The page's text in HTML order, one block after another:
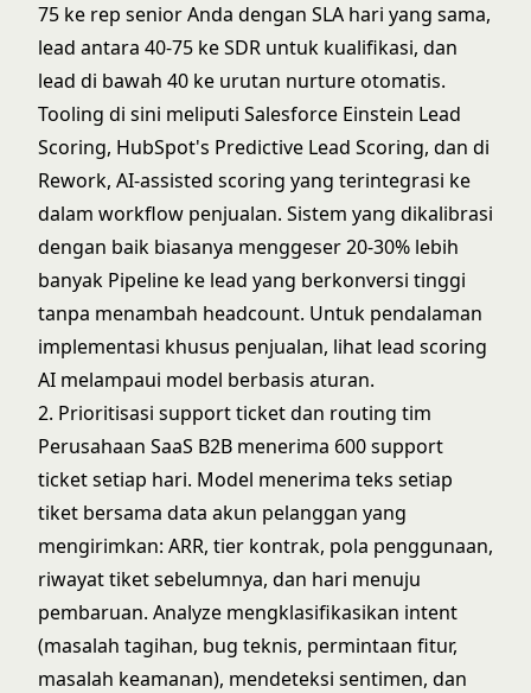
75 ke rep senior Anda dengan SLA hari yang sama,
lead antara 40-75 ke SDR untuk kualifikasi, dan
lead di bawah 40 ke urutan nurture otomatis.
Tooling di sini meliputi Salesforce Einstein Lead
Scoring, HubSpot's Predictive Lead Scoring, dan di
Rework, AI-assisted scoring yang terintegrasi ke
dalam workflow penjualan. Sistem yang dikalibrasi
dengan baik biasanya menggeser 20-30% lebih
banyak Pipeline ke lead yang berkonversi tinggi
tanpa menambah headcount. Untuk pendalaman
implementasi khusus penjualan, lihat lead scoring
AI melampaui model berbasis aturan.
2. Prioritisasi support ticket dan routing tim
Perusahaan SaaS B2B menerima 600 support
ticket setiap hari. Model menerima teks setiap
tiket bersama data akun pelanggan yang
mengirimkan: ARR, tier kontrak, pola penggunaan,
riwayat tiket sebelumnya, dan hari menuju
pembaruan. Analyze mengklasifikasikan intent
(masalah tagihan, bug teknis, permintaan fitur,
masalah keamanan), mendeteksi sentimen, dan